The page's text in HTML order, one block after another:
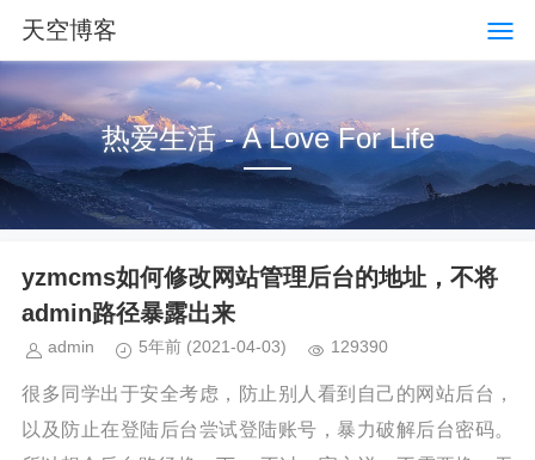
天空博客
热爱生活 - A Love For Life
yzmcms如何修改网站管理后台的地址，不将
admin路径暴露出来
admin 5年前 (2021-04-03) 129390
很多同学出于安全考虑，防止别人看到自己的网站后台，
以及防止在登陆后台尝试登陆账号，暴力破解后台密码。